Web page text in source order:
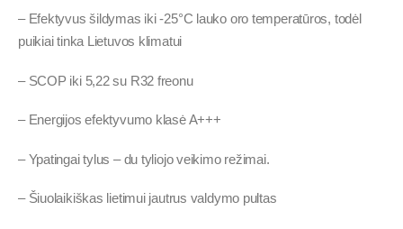
– Efektyvus šildymas iki -25°C lauko oro temperatūros, todėl
puikiai tinka Lietuvos klimatui
– SCOP iki 5,22 su R32 freonu
– Energijos efektyvumo klasė A+++
– Ypatingai tylus – du tyliojo veikimo režimai.
– Šiuolaikiškas lietimui jautrus valdymo pultas